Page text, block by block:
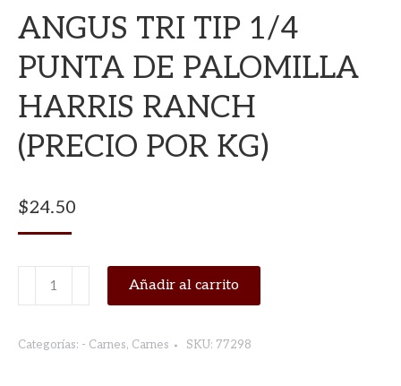
ANGUS TRI TIP 1/4
PUNTA DE PALOMILLA
HARRIS RANCH
(PRECIO POR KG)
$24.50
ANGUS
TRI
1/4
Añadir al carrito
Categorías: - Carnes, Carnes SKU: 77298